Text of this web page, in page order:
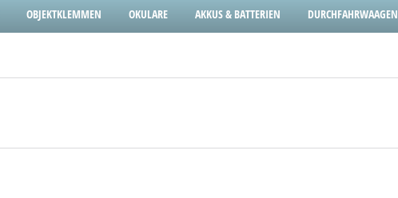
OBJEKTKLEMMEN OKULARE AKKUS & BATTERIEN DURCHFAHRWAAGEN